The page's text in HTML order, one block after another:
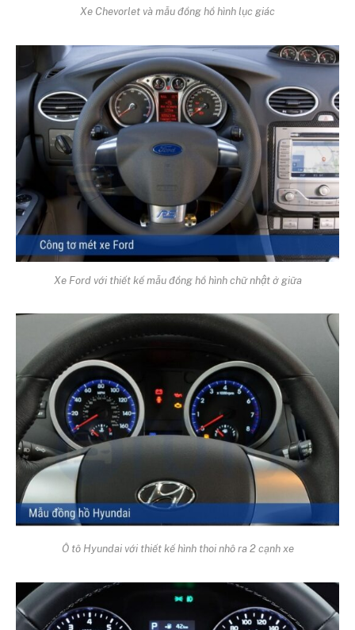
Xe Chevorlet và mẫu đồng hồ hình lục giác
Xe Ford với thiết kế mẫu đồng hồ hình chữ nhật ở giữa
Ô tô Hyundai với thiết kế hình thoi nhô ra 2 cạnh xe